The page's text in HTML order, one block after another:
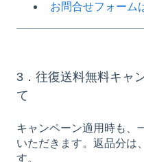
お問合せフォーム
3．往復送料無料キャ
て
キャンペーン適用時も、
いただきます。返品分は
す。